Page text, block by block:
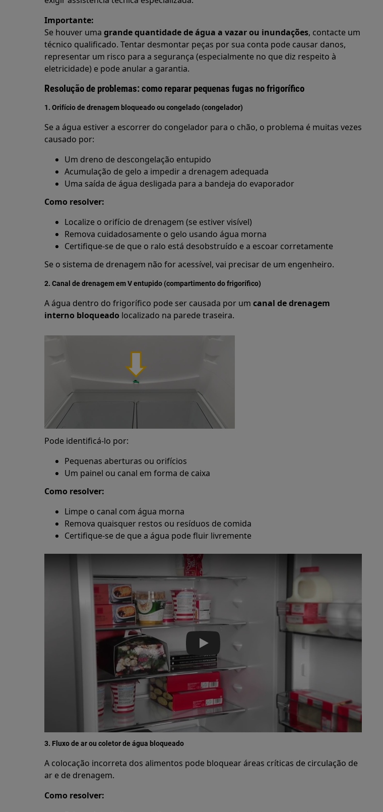
Importante:
Se houver uma grande quantidade de água a vazar ou inundações, contacte um
técnico qualificado. Tentar desmontar peças por sua conta pode causar danos,
representar um risco para a segurança (especialmente no que diz respeito à
eletricidade) e pode anular a garantia.
Resolução de problemas: como reparar pequenas fugas no frigorífico
1. Orifício de drenagem bloqueado ou congelado (congelador)
Se a água estiver a escorrer do congelador para o chão, o problema é muitas vezes
causado por:
Um dreno de descongelação entupido
Acumulação de gelo a impedir a drenagem adequada
Uma saída de água desligada para a bandeja do evaporador
Como resolver:
Localize o orifício de drenagem (se estiver visível)
Remova cuidadosamente o gelo usando água morna
Certifique-se de que o ralo está desobstruído e a escoar corretamente
Se o sistema de drenagem não for acessível, vai precisar de um engenheiro.
2. Canal de drenagem em V entupido (compartimento do frigorífico)
A água dentro do frigorífico pode ser causada por um canal de drenagem
interno bloqueado localizado na parede traseira.
Pode identificá-lo por:
Pequenas aberturas ou orifícios
Um painel ou canal em forma de caixa
Como resolver:
Limpe o canal com água morna
Remova quaisquer restos ou resíduos de comida
Certifique-se de que a água pode fluir livremente
Play
3. Fluxo de ar ou coletor de água bloqueado
A colocação incorreta dos alimentos pode bloquear áreas críticas de circulação de
ar e de drenagem.
Como resolver: